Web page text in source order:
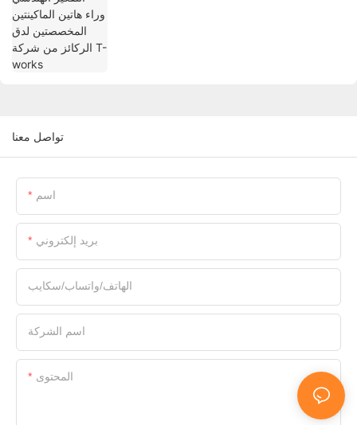
تواصل معنا
اسم
بريد إلكتروني
الهاتف/واتساب/سكايب
اسم الشركة
المحتوى